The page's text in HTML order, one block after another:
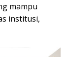
mampu
institusi,